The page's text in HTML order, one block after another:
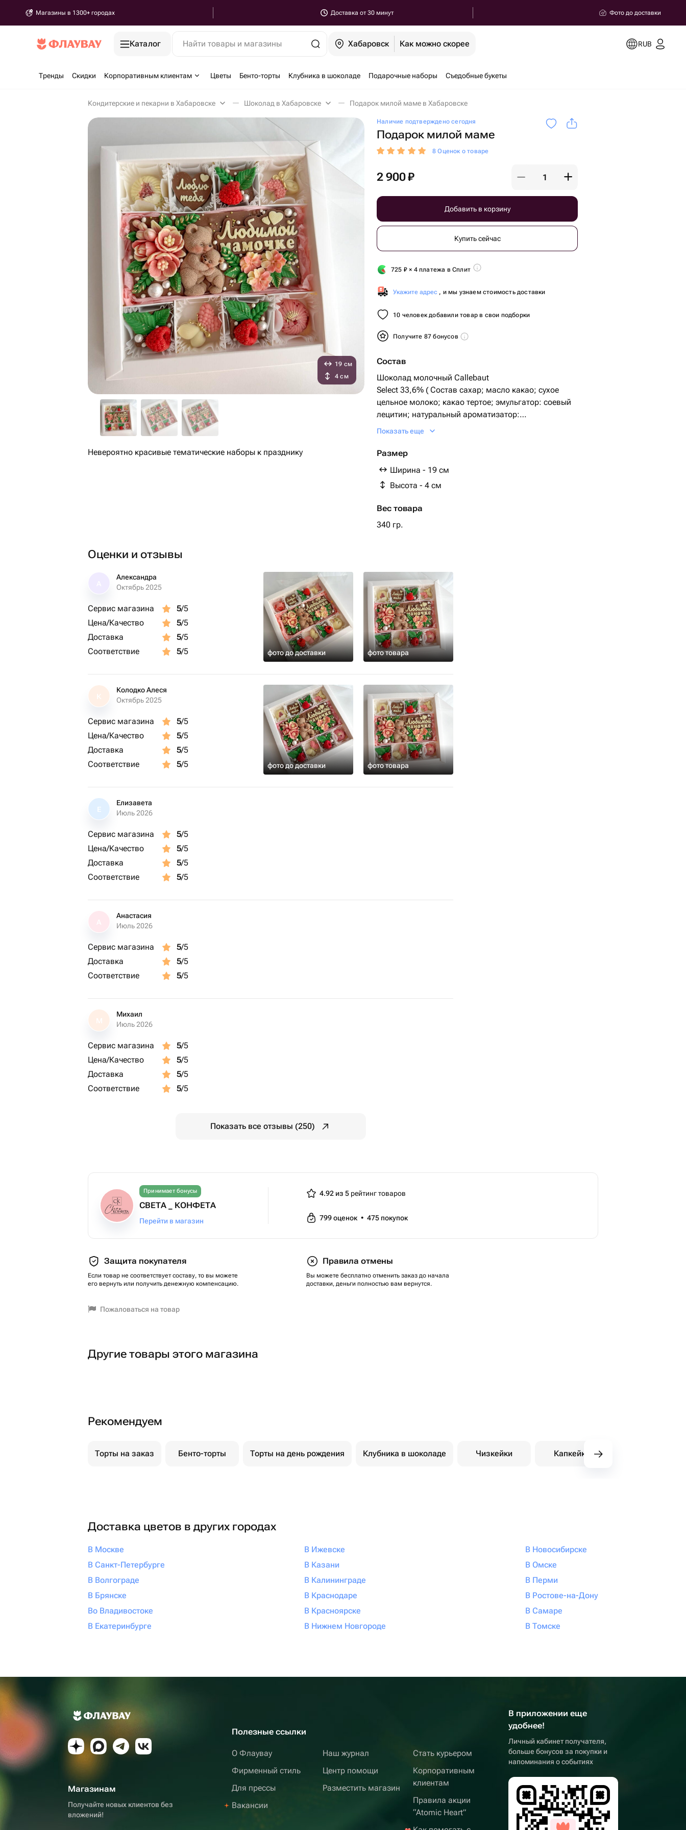
Магазины в 1300+ городах Доставка от 30 минут Фото до доставки
Каталог Найти товары и магазины Хабаровск Как можно скорее RUB
Тренды Скидки Корпоративным клиентам Цветы Бенто-торты Клубника в шоколаде Подарочные наборы Съедобные букеты
Кондитерские и пекарни в Хабаровске Шоколад в Хабаровске Подарок милой маме в Хабаровске
Наличие подтверждено сегодня
Подарок милой маме
8 Оценок о товаре
2 900₽
Добавить в корзину
Купить сейчас
725 ₽ × 4 платежа в Сплит
Укажите адрес , и мы узнаем стоимость доставки
10 человек добавили товар в свои подборки
Получите 87 бонусов
Состав
Шоколад молочный Callebaut
Select 33,6% ( Состав сахар; масло какао; сухое
цельное молоко; какао тертое; эмульгатор: соевый
лецитин; натуральный ароматизатор:
ваниль).
( Состав
эмульгатор: соевый лецитин; натуральный
ароматизатор: ваниль)
Сублимированная малина и клубника
Показать еще
Размер
Ширина - 19 см
Высота - 4 см
Вес товара
340 гр.
19 см
4 см
Невероятно красивые тематические наборы к празднику
Оценки и отзывы
Александра
Октябрь 2025
Сервис магазина 5/5
Цена/Качество
5/5
Доставка
5/5
Соответствие
5/5 фото до доставки фото товара
К
Колодко Алеся
Октябрь 2025
Сервис магазина 5/5
Цена/Качество
5/5
Доставка
5/5
Соответствие
5/5 фото до доставки фото товара
Е
Елизавета
Июль 2026
Сервис магазина 5/5
Цена/Качество
5/5
Доставка
5/5
Соответствие
5/5
Анастасия
Июль 2026
Сервис магазина 5/5
Доставка
5/5
Соответствие
5/5
М
Михаил
Июль 2026
Сервис магазина 5/5
Цена/Качество
5/5
Доставка
5/5
Соответствие
5/5
Показать все отзывы (250)
Принимает бонусы
СВЕТА _ КОНФЕТА
Перейти в магазин
4.92 из 5 рейтинг товаров
799оценок • 475 покупок
Защита покупателя
Если товар не соответствует составу, то вы можете
его вернуть или получить денежную компенсацию.
Правила отмены
Вы можете бесплатно отменить заказ до начала
доставки, деньги полностью вам вернутся.
Пожаловаться на товар
Другие товары этого магазина
Рекомендуем
Торты на заказ Бенто-торты Торты на день рождения Клубника в шоколаде Чизкейки Капкейки
Доставка цветов в других городах
В Москве
В Санкт-Петербурге
В Волгограде
В Брянске
Во Владивостоке
В Екатеринбурге
В Ижевске
В Казани
В Калининграде
В Краснодаре
В Красноярске
В Нижнем Новгороде
В Новосибирске
В Омске
В Перми
В Ростове-на-Дону
В Самаре
В Томске
Магазинам
Получайте новых клиентов без
вложений!
Полезные ссылки
О Флаувау
Фирменный стиль
Для прессы
Вакансии
Наш журнал
Центр помощи
Разместить магазин
Стать курьером
Корпоративным
клиентам
Правила акции
“Atomic Heart”
В приложении еще
удобнее!
Личный кабинет получателя,
больше бонусов за покупки и
напоминания о событиях